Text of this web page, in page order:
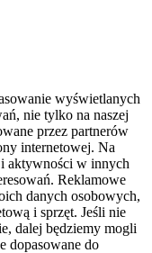
wyświetlanych
nie tylko na naszej
przez partnerów
internetowej. Na
aktywności w innych
Reklamowe
danych osobowych,
i sprzęt. Jeśli nie
dalej będziemy mogli
dopasowane do